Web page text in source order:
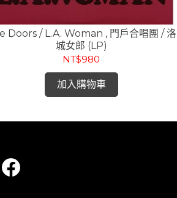
Doors / L.A. Woman , 門戶合唱團 / 洛
城女郎 (LP)
NT$980
加入購物車